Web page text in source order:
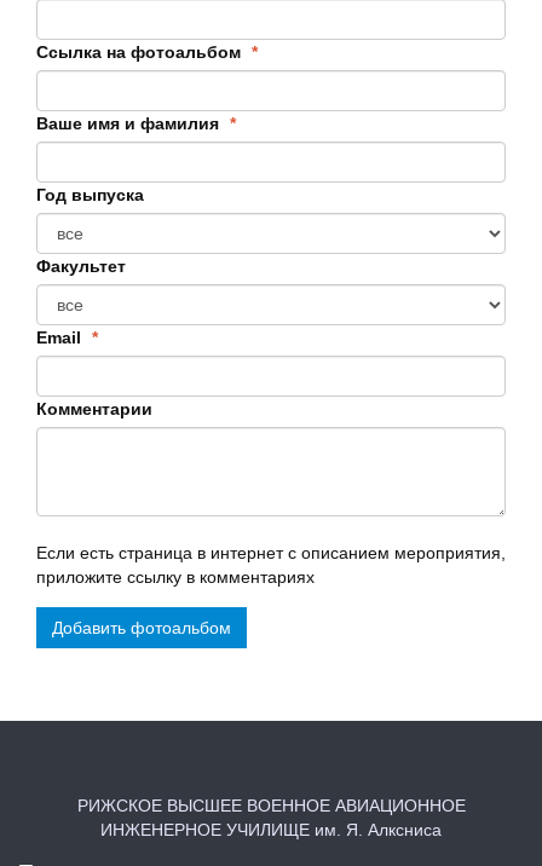
Ссылка на фотоальбом *
Ваше имя и фамилия *
Год выпуска
Факультет
Email *
Комментарии
Если есть страница в интернет с описанием мероприятия,
приложите ссылку в комментариях
Добавить фотоальбом
РИЖСКОЕ ВЫСШЕЕ ВОЕННОЕ АВИАЦИОННОЕ
ИНЖЕНЕРНОЕ УЧИЛИЩЕ им. Я. Алксниса